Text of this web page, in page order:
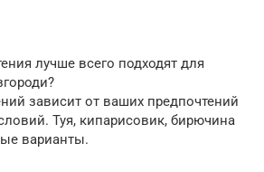
лучше всего подходят для
зависит от ваших предпочтений
Туя, кипарисовик, бирючина
варианты.